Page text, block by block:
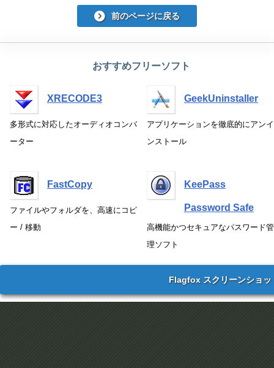
前のページに戻る
おすすめフリーソフト
XRECODE3
多形式に対応したオーディオコンバ
ーター
GeekUninstaller
アプリケーションを徹底的にアンイ
ンストール
FastCopy
ファイルやフォルダを、高速にコピ
ー / 移動
KeePass
Password Safe
高機能かつセキュアなパスワード管
理ソフト
Flagfox スクリーンショッ